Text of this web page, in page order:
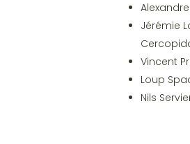
Jérémie
Vincent
Loup
Nils